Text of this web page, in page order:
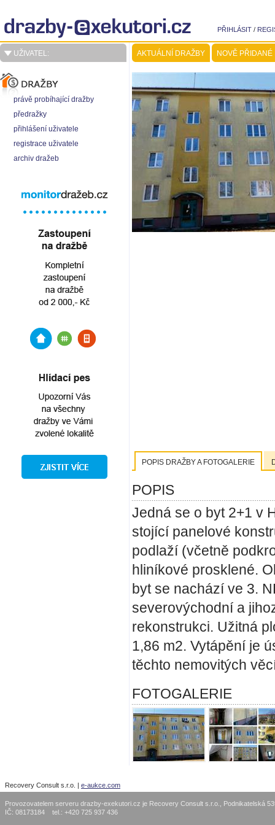
PŘIHLÁSIT /
UŽIVATEL:
právě probíhající dražby
předražky
přihlášení uživatele
registrace uživatele
archiv dražeb
AKTUÁLNÍ DRAŽBY NOVĚ PŘIDANÉ
POPIS DRAŽBY A FOTOGALERIE
POPIS
Jedná se o byt 2+1 v
stojící panelové
podlaží (včetně
hliníkové prosklené.
byt se nachází ve 3.
severovýchodní a
rekonstrukci. Užitná
1,86 m2. Vytápění je
těchto nemovitých
FOTOGALERIE
Recovery Consult s.r.o. | e-aukce.com
Provozovatelem serveru drazby-exekutori.cz je Recovery Consult s.r.o., Podnikatelská
IČ: 08173184 tel.: +420 725 937 436